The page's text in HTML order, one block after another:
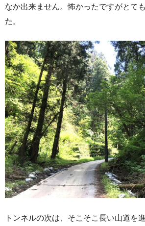
なか出来ません。怖かったですがとて
た。
トンネルの次は、そこそこ長い山道を